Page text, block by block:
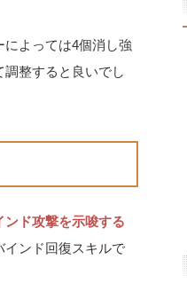
よっては4個消し強
整すると良いでし
ンド攻撃を示唆する
インド回復スキルで